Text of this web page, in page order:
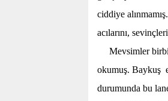
ciddiye
acılarını,
Mevsimler
okumuş. Baykuş
durumunda bu